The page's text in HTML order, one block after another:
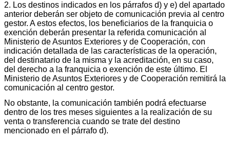
2. Los destinos indicados en los párrafos d) y e) del apartado
anterior deberán ser objeto de comunicación previa al centro
gestor. A estos efectos, los beneficiarios de la franquicia o
exención deberán presentar la referida comunicación al
Ministerio de Asuntos Exteriores y de Cooperación, con
indicación detallada de las características de la operación,
del destinatario de la misma y la acreditación, en su caso,
del derecho a la franquicia o exención de este último. El
Ministerio de Asuntos Exteriores y de Cooperación remitirá la
comunicación al centro gestor.
No obstante, la comunicación también podrá efectuarse
dentro de los tres meses siguientes a la realización de su
venta o transferencia cuando se trate del destino
mencionado en el párrafo d).